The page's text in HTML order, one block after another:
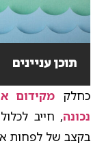
תוכן עניינים
כחלק מקידום
נכונה, חייב
בקצב של לפחות